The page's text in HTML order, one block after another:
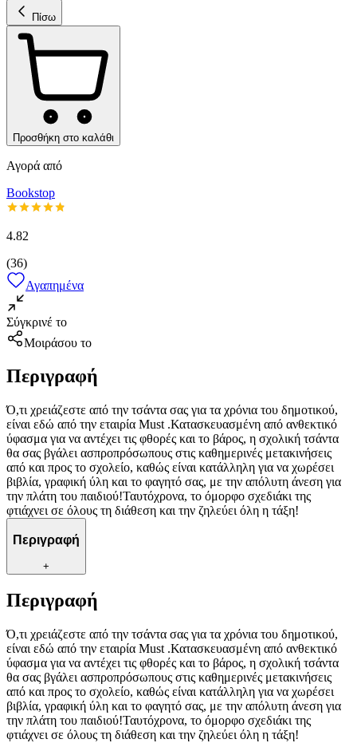
Πίσω
Προσθήκη στο καλάθι
Αγορά από
Bookstop
4.82
(36)
Αγαπημένα
Σύγκρινέ το
Μοιράσου το
Περιγραφή
Ό,τι χρειάζεστε από την τσάντα σας για τα χρόνια του δημοτικού,
είναι εδώ από την εταιρία Must .Κατασκευασμένη από ανθεκτικό
ύφασμα για να αντέχει τις φθορές και το βάρος, η σχολική τσάντα
θα σας βγάλει ασπροπρόσωπους στις καθημερινές μετακινήσεις
από και προς το σχολείο, καθώς είναι κατάλληλη για να χωρέσει
βιβλία, γραφική ύλη και το φαγητό σας, με την απόλυτη άνεση για
την πλάτη του παιδιού!Ταυτόχρονα, το όμορφο σχεδιάκι της
φτιάχνει σε όλους τη διάθεση και την ζηλεύει όλη η τάξη!
Περιγραφή
+
Περιγραφή
Ό,τι χρειάζεστε από την τσάντα σας για τα χρόνια του δημοτικού,
είναι εδώ από την εταιρία Must .Κατασκευασμένη από ανθεκτικό
ύφασμα για να αντέχει τις φθορές και το βάρος, η σχολική τσάντα
θα σας βγάλει ασπροπρόσωπους στις καθημερινές μετακινήσεις
από και προς το σχολείο, καθώς είναι κατάλληλη για να χωρέσει
βιβλία, γραφική ύλη και το φαγητό σας, με την απόλυτη άνεση για
την πλάτη του παιδιού!Ταυτόχρονα, το όμορφο σχεδιάκι της
φτιάχνει σε όλους τη διάθεση και την ζηλεύει όλη η τάξη!